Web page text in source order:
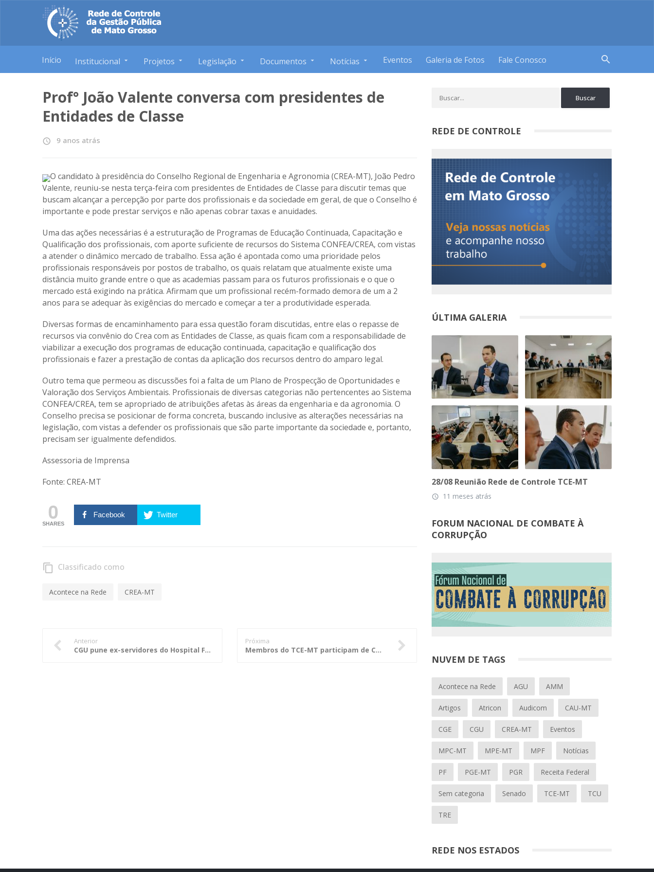
Início Institucional Projetos Legislação Documentos Notícias Eventos Galeria de Fotos Fale Conosco search
Prof° João Valente conversa com presidentes de
Entidades de Classe
access_time 9 anos atrás
O candidato à presidência do Conselho Regional de Engenharia e Agronomia (CREA-MT), João Pedro
Valente, reuniu-se nesta terça-feira com presidentes de Entidades de Classe para discutir temas que
buscam alcançar a percepção por parte dos profissionais e da sociedade em geral, de que o Conselho é
importante e pode prestar serviços e não apenas cobrar taxas e anuidades.
Uma das ações necessárias é a estruturação de Programas de Educação Continuada, Capacitação e
Qualificação dos profissionais, com aporte suficiente de recursos do Sistema CONFEA/CREA, com vistas
a atender o dinâmico mercado de trabalho. Essa ação é apontada como uma prioridade pelos
profissionais responsáveis por postos de trabalho, os quais relatam que atualmente existe uma
distância muito grande entre o que as academias passam para os futuros profissionais e o que o
mercado está exigindo na prática. Afirmam que um profissional recém-formado demora de um a 2
anos para se adequar às exigências do mercado e começar a ter a produtividade esperada.
Diversas formas de encaminhamento para essa questão foram discutidas, entre elas o repasse de
recursos via convênio do Crea com as Entidades de Classe, as quais ficam com a responsabilidade de
viabilizar a execução dos programas de educação continuada, capacitação e qualificação dos
profissionais e fazer a prestação de contas da aplicação dos recursos dentro do amparo legal.
Outro tema que permeou as discussões foi a falta de um Plano de Prospecção de Oportunidades e
Valoração dos Serviços Ambientais. Profissionais de diversas categorias não pertencentes ao Sistema
CONFEA/CREA, tem se apropriado de atribuições afetas às áreas da engenharia e da agronomia. O
Conselho precisa se posicionar de forma concreta, buscando inclusive as alterações necessárias na
legislação, com vistas a defender os profissionais que são parte importante da sociedade e, portanto,
precisam ser igualmente defendidos.
Assessoria de Imprensa
Fonte: CREA-MT
0
SHARES
Facebook Twitter
content_copy Classificado como
Acontece na Rede CREA-MT
Anterior
CGU pune ex-servidores do Hospital Federal dos Servidores do Estado do Rio de Janeiro
Próxima
Membros do TCE-MT participam de Congresso dos Tribunais de Contas em Goiânia
REDE DE CONTROLE
ÚLTIMA GALERIA
28/08 Reunião Rede de Controle TCE-MT
access_time 11 meses atrás
FORUM NACIONAL DE COMBATE À
CORRUPÇÃO
NUVEM DE TAGS
Acontece na Rede AGU AMM
Artigos Atricon Audicom CAU-MT
CGE CGU CREA-MT Eventos
MPC-MT MPE-MT MPF Notícias
PF PGE-MT PGR Receita Federal
Sem categoria Senado TCE-MT TCU
TRE
REDE NOS ESTADOS